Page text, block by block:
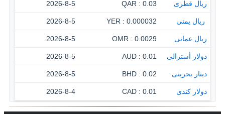
ريال قطرى 0.03 : QAR
2026-8-5
‏ ريال يمنى 0.000032 : YER
2026-8-5
ريال عمانى 0.0029 : OMR
2026-8-5
دولار أسترالى 0.01 : AUD
2026-8-5
دينار بحرينى 0.02 : BHD
2026-8-5
دولار كندى 0.01 : CAD
2026-8-4